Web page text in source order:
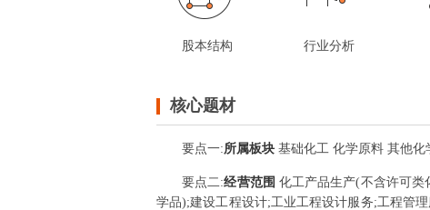
股本结构 行业分析
核心题材
要点一:所属板块 基础化工 化学原料 其他
要点二:经营范围 化工产品生产(不含许可
学品);建设工程设计;工业工程设计服务;工程管